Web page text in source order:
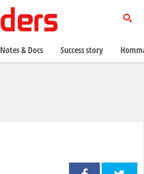
Notes & Docs Success story